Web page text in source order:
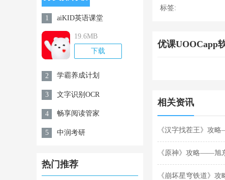
1 aiKID英语课堂
19.6MB
下载
2 学霸养成计划
3 文字识别OCR
4 畅享阅读管家
5 中润考研
热门推荐
标签:
优课UOOCapp
相关资讯
《汉字找茬王》攻
《原神》攻略——旭
《崩坏星穹铁道》